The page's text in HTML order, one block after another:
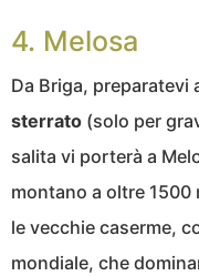
4. Melosa
Da Briga, preparatevi
sterrato (solo per
salita vi porterà a
montano a oltre 1500
le vecchie caserme,
mondiale, che